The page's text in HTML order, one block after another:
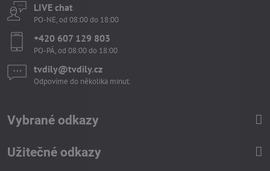
LIVE chat
PO-NE, od 08:00 do 18:00
+420 607 129 803
PO-PÁ, od 08:00 do 18:00
tvdily​@tvdily​.cz
Odpovíme do několika minut.
Vybrané odkazy
Užitečné odkazy